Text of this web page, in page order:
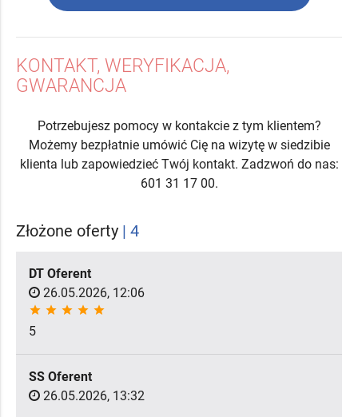
KONTAKT, WERYFIKACJA,
GWARANCJA
Potrzebujesz pomocy w kontakcie z tym klientem?
Możemy bezpłatnie umówić Cię na wizytę w siedzibie
klienta lub zapowiedzieć Twój kontakt. Zadzwoń do nas:
601 31 17 00.
Złożone oferty | 4
DT Oferent
26.05.2026, 12:06
star star star star star
5
SS Oferent
26.05.2026, 13:32